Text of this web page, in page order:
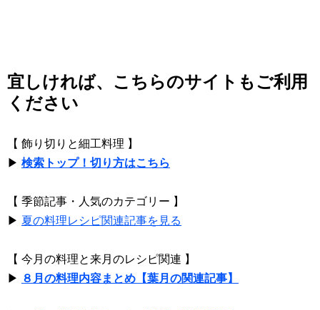
宜しければ、こちらのサイトもご利用
ください
【 飾り切りと細工料理 】
▶ 検索トップ！切り方はこちら
【 季節記事・人気のカテゴリー 】
▶ 夏の料理レシピ関連記事を見る
【 今月の料理と来月のレシピ関連 】
▶ ８月の料理内容まとめ【葉月の関連記事】